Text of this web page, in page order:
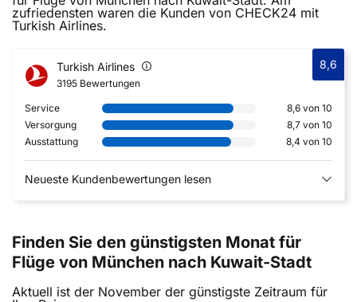
zufriedensten waren die Kunden von CHECK24 mit
Turkish Airlines.
Turkish Airlines
3195 Bewertungen
8,6
Service
8,6 von 10
Versorgung
8,7 von 10
Ausstattung
8,4 von 10
Neueste Kundenbewertungen lesen
Finden Sie den günstigsten Monat für
Flüge von München nach Kuwait-Stadt
Aktuell ist der November der günstigste Zeitraum für